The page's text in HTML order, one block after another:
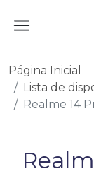
Página Inicial
Lista de
Realme 14